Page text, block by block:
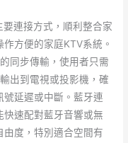
連接方式，順利整合家
方便的家庭KTV系統。
同步傳輸，使用者只需
出到電視或投影機，確
延遲或中斷。藍牙連
速配對藍牙音響或無
度，特別適合空間有